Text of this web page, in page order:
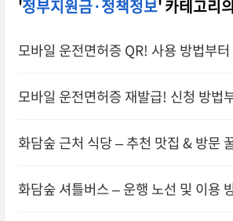
'정부지원금·정책정보' 카테고리
모바일 운전면허증 QR! 사용 방법부
모바일 운전면허증 재발급! 신청 방법
화담숲 근처 식당 – 추천 맛집 & 방문
화담숲 셔틀버스 – 운행 노선 및 이용